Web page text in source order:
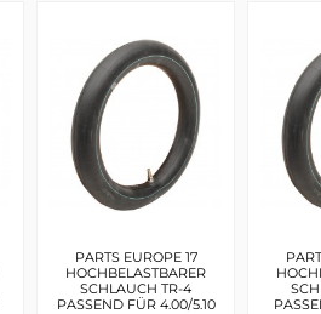
PARTS EUROPE 17
HOCHBELASTBARER
SCHLAUCH TR-4
PASSEND FÜR 4.00/5.10